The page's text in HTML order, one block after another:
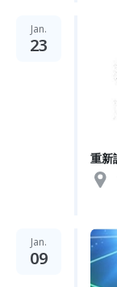
Jan.
23
重新
Jan.
09